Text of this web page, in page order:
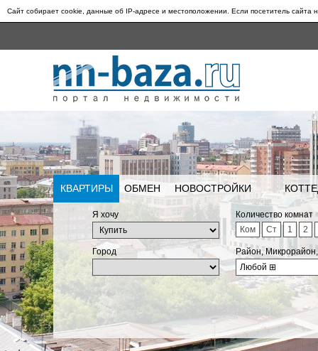
Сайт собирает cookie, данные об IP-адресе и местоположении. Если посетитель сайта
КВАРТИРЫ ОБМЕН НОВОСТРОЙКИ
Я хочу
Количество комнат
Ком
Ст 1 2
Город
Район,
Любой ⊞